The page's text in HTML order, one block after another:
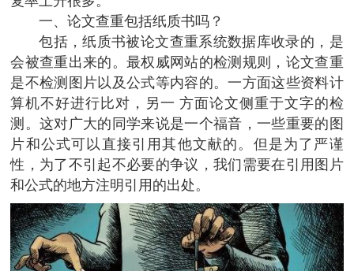
一、论文查重包括纸质书吗？
包括，纸质书被论文查重系统数据库收录的，是
会被查重出来的。最权威网站的检测规则，论文查重
是不检测图片以及公式等内容的。一方面这些资料计
算机不好进行比对，另一 方面论文侧重于文字的检
测。这对广大的同学来说是一个福音，一些重要的图
片和公式可以直接引用其他文献的。但是为了严谨
性，为了不引起不必要的争议，我们需要在引用图片
和公式的地方注明引用的出处。